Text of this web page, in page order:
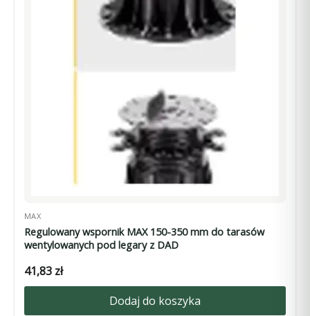
MAX
Regulowany wspornik MAX 150-350 mm do tarasów
wentylowanych pod legary z DAD
41,83 zł
Dodaj do koszyka